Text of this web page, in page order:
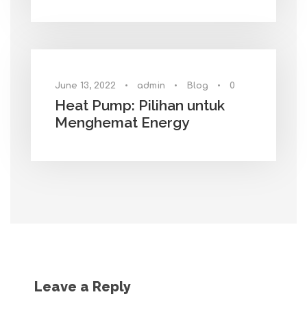
June 13, 2022 • admin • Blog • 0
Heat Pump: Pilihan untuk
Menghemat Energy
Leave a Reply